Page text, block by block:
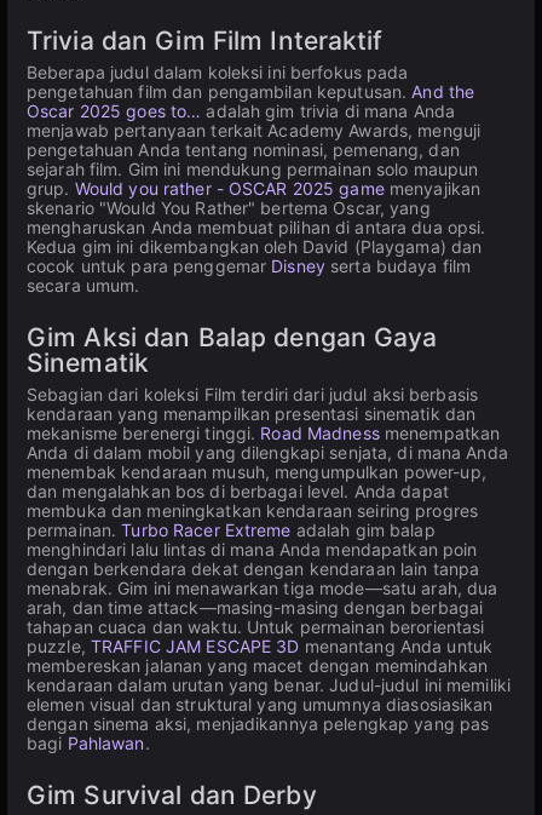
Trivia dan Gim Film Interaktif
Beberapa judul dalam koleksi ini berfokus pada
pengetahuan film dan pengambilan keputusan.And the
Oscar 2025 goes to… adalah gim trivia di mana Anda
menjawab pertanyaan terkait Academy Awards, menguji
pengetahuan Anda tentang nominasi, pemenang, dan
sejarah film. Gim ini mendukung permainan solo maupun
grup. Would you rather - OSCAR 2025 gamemenyajikan
skenario "Would You Rather" bertema Oscar, yang
mengharuskan Anda membuat pilihan di antara dua opsi.
Kedua gim ini dikembangkan oleh David (Playgama) dan
cocok untuk para penggemar Disneyserta budaya film
secara umum.
Gim Aksi dan Balap dengan Gaya
Sinematik
Sebagian dari koleksi Film terdiri dari judul aksi berbasis
kendaraan yang menampilkan presentasi sinematik dan
mekanisme berenergi tinggi. Road Madnessmenempatkan
Anda di dalam mobil yang dilengkapi senjata, di mana Anda
menembak kendaraan musuh, mengumpulkan power-up,
dan mengalahkan bos di berbagai level. Anda dapat
membuka dan meningkatkan kendaraan seiring progres
permainan.Turbo Racer Extreme adalah gim balap
menghindari lalu lintas di mana Anda mendapatkan poin
dengan berkendara dekat dengan kendaraan lain tanpa
menabrak. Gim ini menawarkan tiga mode—satu arah, dua
arah, dan time attack—masing-masing dengan berbagai
tahapan cuaca dan waktu. Untuk permainan berorientasi
puzzle, TRAFFIC JAM ESCAPE 3D menantang Anda untuk
membereskan jalanan yang macet dengan memindahkan
kendaraan dalam urutan yang benar. Judul-judul ini memiliki
elemen visual dan struktural yang umumnya diasosiasikan
dengan sinema aksi, menjadikannya pelengkap yang pas
bagi Pahlawan.
Gim Survival dan Derby